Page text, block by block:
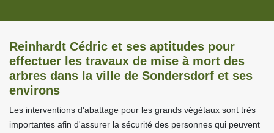
Reinhardt Cédric et ses aptitudes pour
effectuer les travaux de mise à mort des
arbres dans la ville de Sondersdorf et ses
environs
Les interventions d'abattage pour les grands végétaux sont très
importantes afin d'assurer la sécurité des personnes qui peuvent